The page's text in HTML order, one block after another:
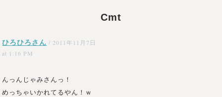
Cmt
ひろひろさん / 2011年11月7日
at 1:16 PM
んっんじゃみさんっ！
めっちゃいかれてるやん！ｗ